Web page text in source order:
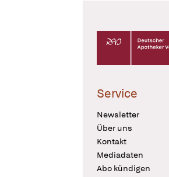
Deutscher
Service
Newsletter
Über uns
Kontakt
Mediadaten
Abo kündigen